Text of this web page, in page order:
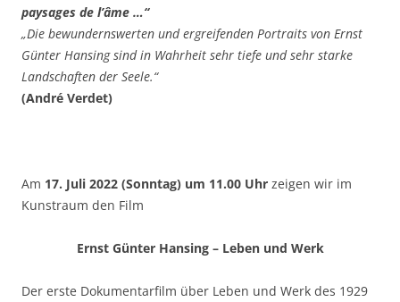
paysages de l’âme …“
„Die bewundernswerten und ergreifenden Portraits von Ernst
Günter Hansing sind in Wahrheit sehr tiefe und sehr starke
Landschaften der Seele.“
(André Verdet)
Am 17. Juli 2022 (Sonntag) um 11.00 Uhr zeigen wir im
Kunstraum den Film
Ernst Günter Hansing – Leben und Werk
Der erste Dokumentarfilm über Leben und Werk des 1929